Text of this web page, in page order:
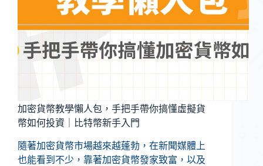
加密貨幣教學懶人包，手把手帶你搞懂虛擬貨
幣如何投資｜比特幣新手入門
隨著加密貨幣市場越來越蓬勃，在新聞媒體上
也能看到不少，靠著加密貨幣發家致富，以及